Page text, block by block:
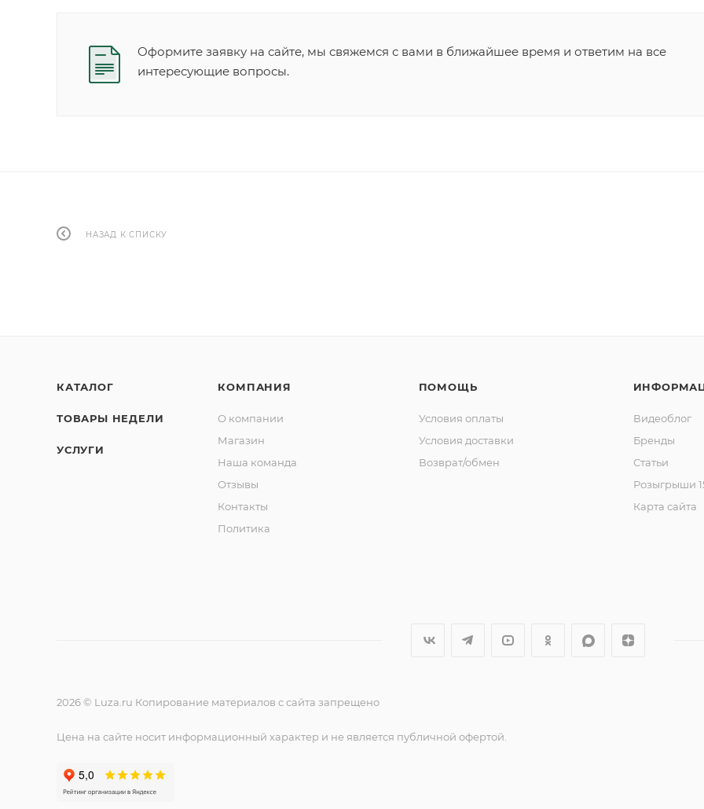
Оформите заявку на сайте, мы свяжемся с вами в ближайшее время и ответим на все
интересующие вопросы.
НАЗАД К СПИСКУ
КАТАЛОГ
ТОВАРЫ НЕДЕЛИ
УСЛУГИ
КОМПАНИЯ
О компании
Магазин
Наша команда
Отзывы
Контакты
Политика
ПОМОЩЬ
Условия оплаты
Условия доставки
Возврат/обмен
Видеоблог
Бренды
Статьи
Розыгрыши
Карта сайта
2026 © Luza.ru Копирование материалов с сайта запрещено
Цена на сайте носит информационный характер и не является публичной офертой.